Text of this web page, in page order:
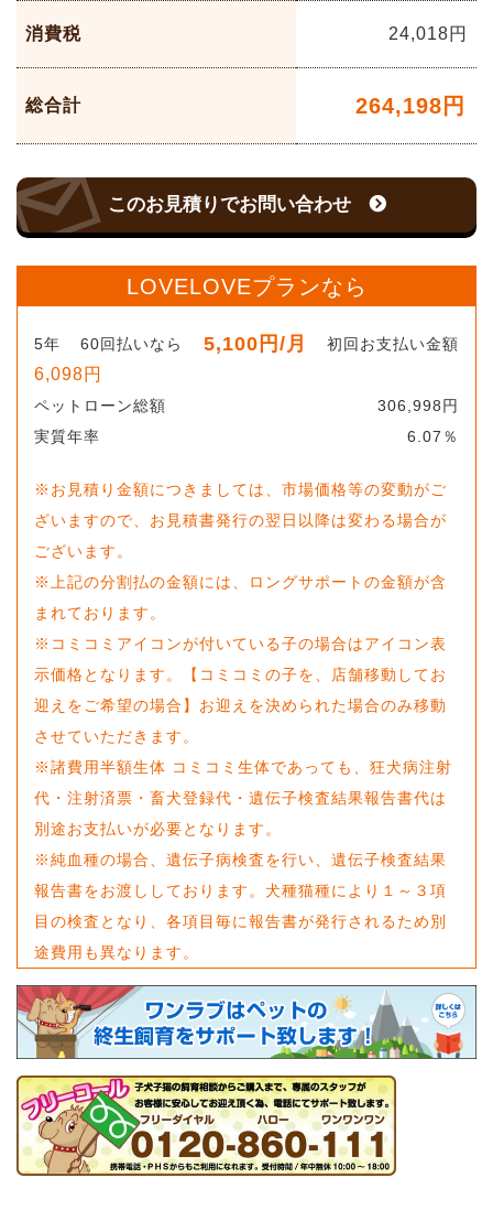
消費税 24,018円
総合計 264,198 円
このお見積りでお問い合わせ
LOVELOVEプランなら
5年 60回払いなら 5,100 円 /月 初回お支払い金額
6,098円
ペットローン総額 306,998円
実質年率
6.07 ％
※お見積り金額につきましては、市場価格等の変動がご
ざいますので、お見積書発行の翌日以降は変わる場合が
ございます。
※上記の分割払の金額には、ロングサポートの金額が含
まれております。
※コミコミアイコンが付いている子の場合はアイコン表
示価格となります。【コミコミの子を、店舗移動してお
迎えをご希望の場合】お迎えを決められた場合のみ移動
させていただきます。
※諸費用半額生体 コミコミ生体であっても、狂犬病注射
代・注射済票・畜犬登録代・遺伝子検査結果報告書代は
別途お支払いが必要となります。
※純血種の場合、遺伝子病検査を行い、遺伝子検査結果
報告書をお渡ししております。犬種猫種により１～３項
目の検査となり、各項目毎に報告書が発行されるため別
途費用も異なります。